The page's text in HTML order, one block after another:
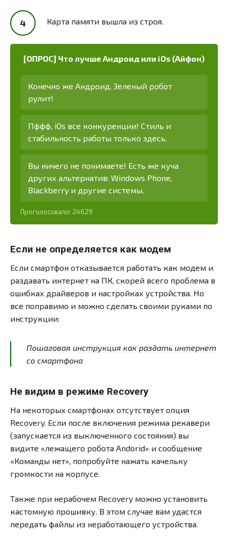
Карта памяти вышла из строя.
[ОПРОС] Что лучше Андроид или iOs (Айфон)
Конечно же Андроид. Зеленый робот
рулит!
Пффф, iOs все конкуренции! Стиль и
стабильность работы только здесь.
Вы ничего не понимаете! Есть же куча
других альтернатив: Windows Phone,
Blackberry и другие системы.
Проголосовало: 24629
Если не определяется как модем
Если смартфон отказывается работать как модем и
раздавать интернет на ПК, скорей всего проблема в
ошибках драйверов и настройках устройства. Но
все поправимо и можно сделать своими руками по
инструкции:
Пошаговая инструкция как раздать интернет
со смартфона
Не видим в режиме Recovery
На некоторых смартфонах отсутствует опция
Recovery. Если после включения режима рекавери
(запускается из выключенного состояния) вы
видите «лежащего робота Andorid» и сообщение
«Команды нет», попробуйте нажать качельку
громкости на корпусе.
Также при нерабочем Recovery можно установить
кастомную прошивку. В этом случае вам удастся
передать файлы из неработающего устройства.